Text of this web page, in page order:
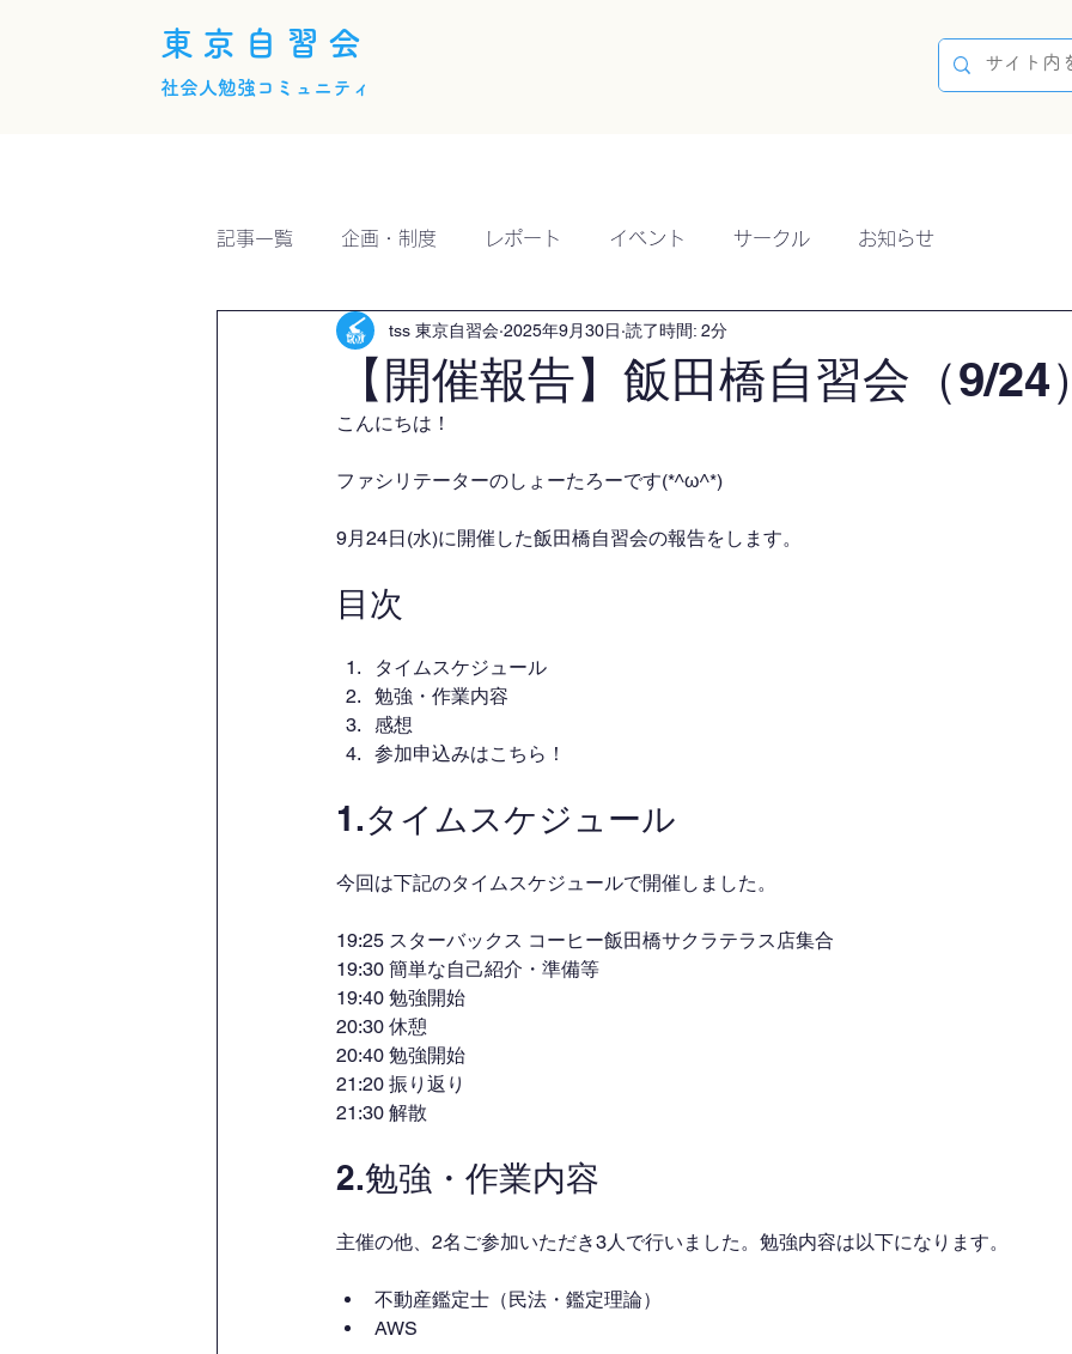
東京自習会
社会人勉強コミュニティ
記事一覧 企画・制度 レポート イベント サークル お知らせ
【開催報告】飯田橋自習会（9/24）
tss 東京自習会 2025年9月30日 読了時間: 2分
こんにちは！
ファシリテーターのしょーたろーです(*^ω^*)
9月24日(水)に開催した飯田橋自習会の報告をします。
目次
タイムスケジュール
勉強・作業内容
感想
参加申込みはこちら！
1.タイムスケジュール
今回は下記のタイムスケジュールで開催しました。
19:25 スターバックス コーヒー飯田橋サクラテラス店集合
19:30 簡単な自己紹介・準備等
19:40 勉強開始
20:30 休憩
20:40 勉強開始
21:20 振り返り
21:30 解散
2.勉強・作業内容
主催の他、2名ご参加いただき3人で行いました。勉強内容は以下になります。
不動産鑑定士（民法・鑑定理論）
AWS